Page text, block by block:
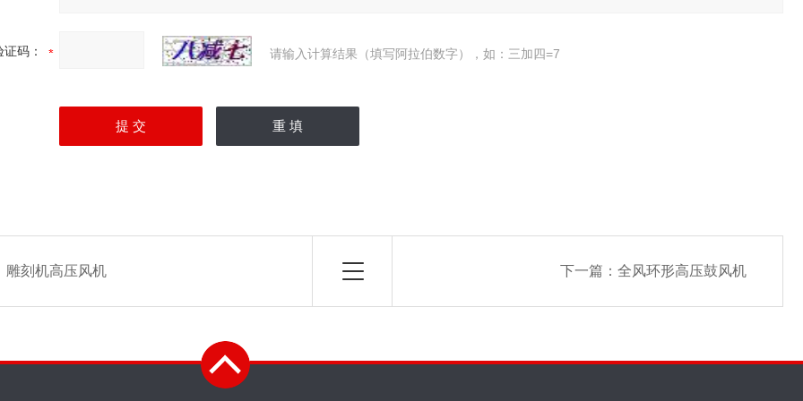
证码： 请输入计算结果（填写阿拉伯数字），如：三加四=7
雕刻机高压风机 下一篇： 全风环形高压鼓风机